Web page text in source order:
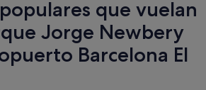
que vuelan
Jorge Newbery
Barcelona El